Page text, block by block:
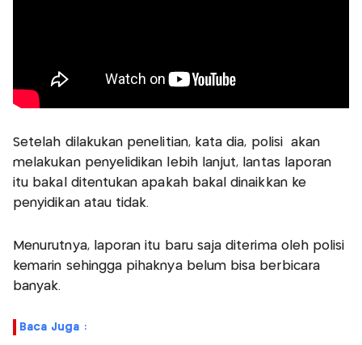
Setelah dilakukan penelitian, kata dia, polisi akan
melakukan penyelidikan lebih lanjut, lantas laporan
itu bakal ditentukan apakah bakal dinaikkan ke
penyidikan atau tidak.
Menurutnya, laporan itu baru saja diterima oleh polisi
kemarin sehingga pihaknya belum bisa berbicara
banyak.
Baca Juga :